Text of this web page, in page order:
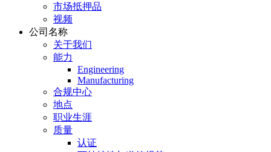
市场抵押品
视频
公司名称
关于我们
能力
Engineering
Manufacturing
合规中心
地点
职业生涯
质量
认证